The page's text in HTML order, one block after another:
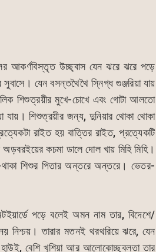
আকর্ণবিস্তৃত উচ্ছ্বাস যেন ঝরে ঝরে পড়ে
যেন বসন্তথৈথৈ স্নিগ্ধ গুঞ্জরিয়া যায়
শিশুত্রয়ীর মুখে-চোখে এবং গোটা আলতো
যায়। শিশুত্রয়ীর জন্য, দুনিয়ার থোকা থোকা
রাইত হয় বাত্তির রাইত, প্রত্যেকটি
কচমা ডালে দোল খায় মিহি মিহি।
থাকা শিশুর পিতার অন্তরে অন্তরে। ভেতর-
পড়ে বলেই অমন নাম তার, বিদেশে/
নিশ্চয়। তারার মতনই থরথরিয়ে ঝরে, যেন
হাউই, বেশি খুশিয়া আর আলোকোচ্ছ্বলতা তার